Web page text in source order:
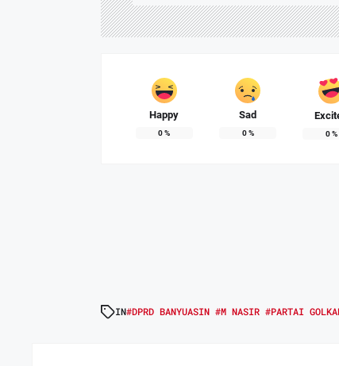
Happy
0%
Sad
0% 0%
IN#DPRD BANYUASIN #M NASIR #PARTAI